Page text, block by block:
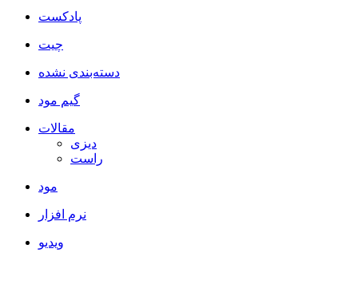
پادکست
چیت
دسته‌بندی نشده
گیم مود
مقالات
دیزی
راست
مود
نرم افزار
ویدیو